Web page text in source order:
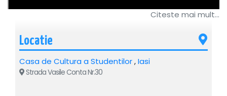
Citeste mai mult...
Locatie
Casa de Cultura a Studentilor,Iasi
Strada Vasile Conta Nr.30